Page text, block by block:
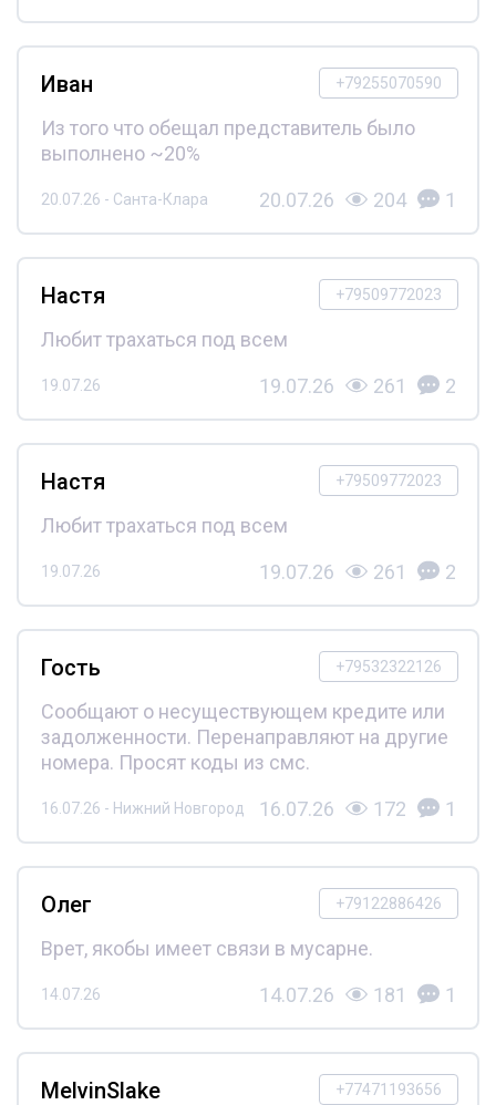
+79255070590
Иван
Из того что обещал представитель было
выполнено ~20%
20.07.26 - Санта-Клара 20.07.26 204 1
+79509772023
Настя
Любит трахаться под всем
19.07.26 19.07.26 261 2
+79509772023
Настя
Любит трахаться под всем
19.07.26 19.07.26 261 2
+79532322126
Гость
Сообщают о несуществующем кредите или
задолженности. Перенаправляют на другие
номера. Просят коды из смс.
16.07.26 - Нижний Новгород 16.07.26 172 1
+79122886426
Олег
Врет, якобы имеет связи в мусарне.
14.07.26 14.07.26 181 1
+77471193656
MelvinSlake